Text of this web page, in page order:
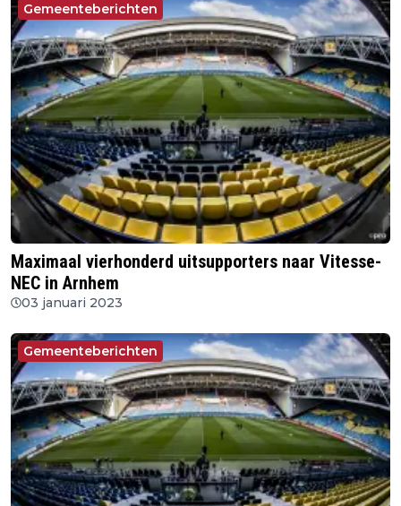
Gemeenteberichten
Maximaal vierhonderd uitsupporters naar Vitesse-
NEC in Arnhem
03 januari 2023
Gemeenteberichten